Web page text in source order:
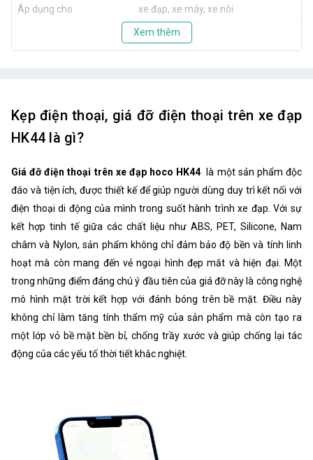
Áp dụng cho xe đạp, xe máy, xe nôi
Xem thêm
Kẹp điện thoại, giá đỡ điện thoại trên xe đạp
HK44 là gì?
Giá đỡ điện thoại trên xe đạp hoco HK44 là một sản phẩm độc
đáo và tiện ích, được thiết kế để giúp người dùng duy trì kết nối với
điện thoại di động của mình trong suốt hành trình xe đạp. Với sự
kết hợp tinh tế giữa các chất liệu như ABS, PET, Silicone, Nam
châm và Nylon, sản phẩm không chỉ đảm bảo độ bền và tính linh
hoạt mà còn mang đến vẻ ngoại hình đẹp mắt và hiện đại. Một
trong những điểm đáng chú ý đầu tiên của giá đỡ này là công nghệ
mô hình mặt trời kết hợp với đánh bóng trên bề mặt. Điều này
không chỉ làm tăng tính thẩm mỹ của sản phẩm mà còn tạo ra
một lớp vỏ bề mặt bền bỉ, chống trầy xước và giúp chống lại tác
động của các yếu tố thời tiết khắc nghiệt.